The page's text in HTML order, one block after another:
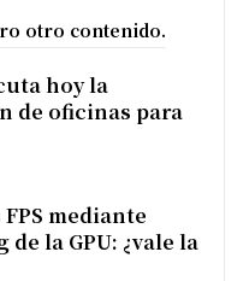
otro contenido.
hoy la
de oficinas para
mediante
la GPU: ¿vale la